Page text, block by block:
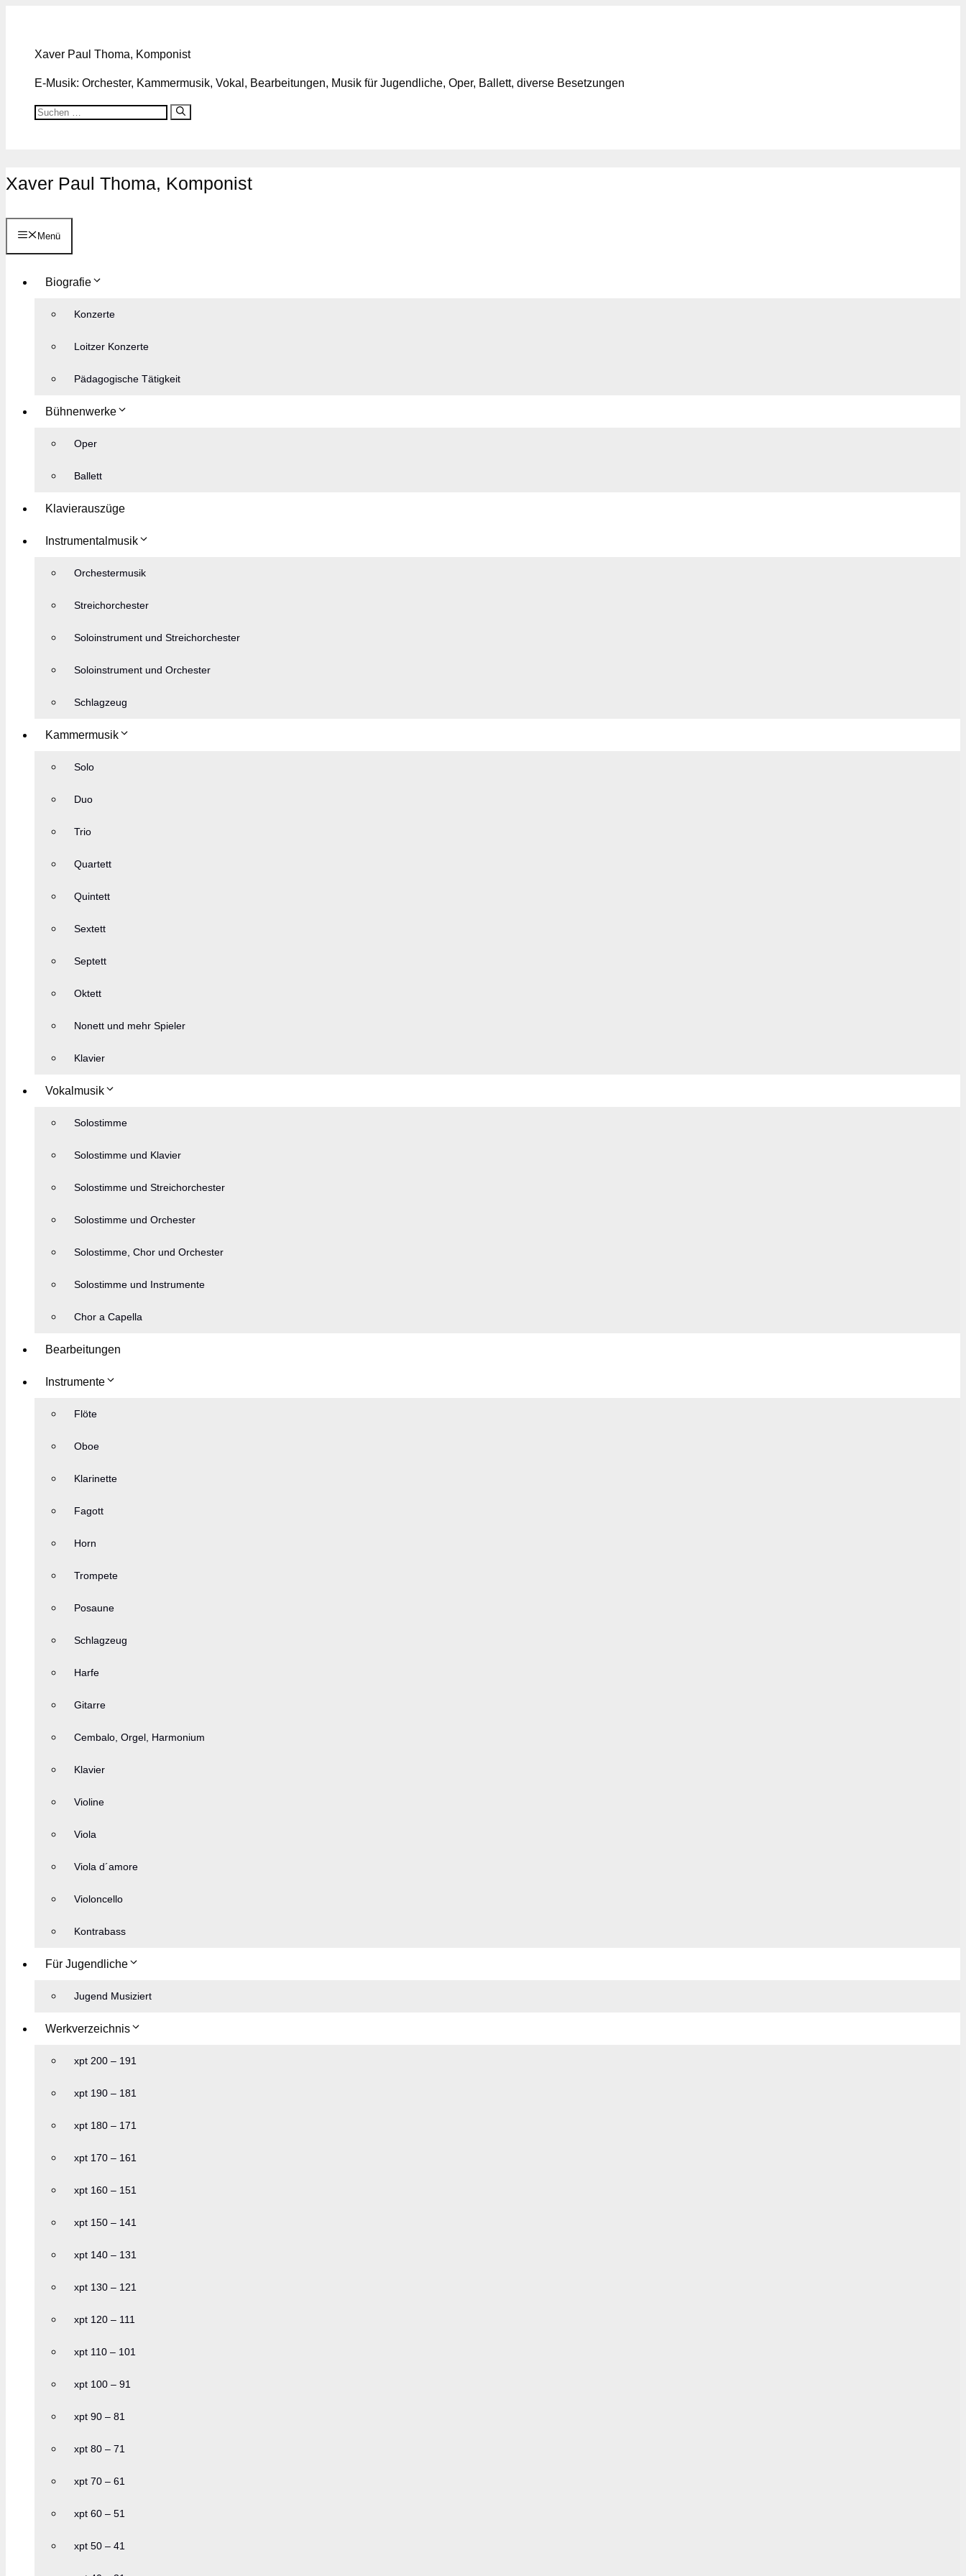
springen
Xaver Paul Thoma, Komponist
E-Musik: Orchester, Kammermusik, Vokal, Bearbeitungen, Musik für Jugendliche, Oper, Ballett, diverse Besetzungen
Suchen
Xaver Paul Thoma, Komponist
Menü
Biografie
Konzerte
Loitzer Konzerte
Pädagogische Tätigkeit
Bühnenwerke
Oper
Ballett
Klavierauszüge
Instrumentalmusik
Orchestermusik
Streichorchester
Soloinstrument und Streichorchester
Soloinstrument und Orchester
Schlagzeug
Kammermusik
Solo
Duo
Trio
Quartett
Quintett
Sextett
Septett
Oktett
Nonett und mehr Spieler
Klavier
Vokalmusik
Solostimme
Solostimme und Klavier
Solostimme und Streichorchester
Solostimme und Orchester
Solostimme, Chor und Orchester
Solostimme und Instrumente
Chor a Capella
Bearbeitungen
Instrumente
Flöte
Oboe
Klarinette
Fagott
Horn
Trompete
Posaune
Schlagzeug
Harfe
Gitarre
Cembalo, Orgel, Harmonium
Klavier
Violine
Viola
Viola d´amore
Violoncello
Kontrabass
Für Jugendliche
Jugend Musiziert
Werkverzeichnis
xpt 200 – 191
xpt 190 – 181
xpt 180 – 171
xpt 170 – 161
xpt 160 – 151
xpt 150 – 141
xpt 140 – 131
xpt 130 – 121
xpt 120 – 111
xpt 110 – 101
xpt 100 – 91
xpt 90 – 81
xpt 80 – 71
xpt 70 – 61
xpt 60 – 51
xpt 50 – 41